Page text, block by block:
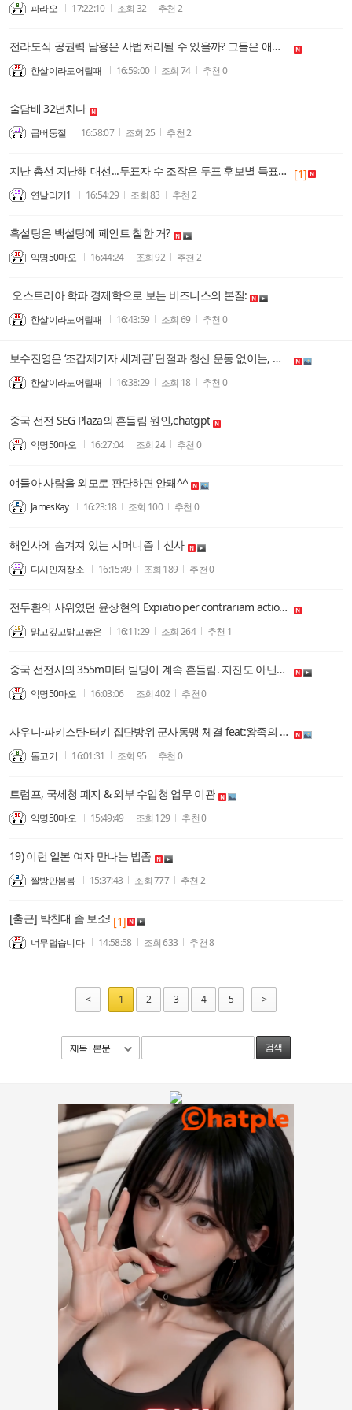
파라오 17:22:10 조회 32 추천 2
전라도식 공권력 남용은 사법처리될 수 있을까? 그들은 애초부터 책임질 의사없이 국민의 돈으로 도박했다.(본인은 경상도식 공권력남용 절대 쉴드 안 친다!)
한살이라도어릴때 16:59:00 조회 74 추천 0
술담배 32년차다
곱버둥절 16:58:07 조회 25 추천2
지난 총선 지난해 대선...투표자 수 조작은 투표 후보별 득표수도 조작했다는 말? [1]
연날리기1 16:54:29 조회83 추천 2
흑설탕은 백설탕에 페인트 칠한 거?
익명50마오 16:44:24 조회92 추천 2
오스트리아 학파 경제학으로 보는 비즈니스의 본질:
한살이라도어릴때 16:43:59 조회 69 추천 0
보수진영은 ‘조갑제기자 세계관’ 단절과 청산 운동 없이는, 부정선거 피해를 계속 당할 수 밖에 없지 않나요? 무의미한 광장 웅변대회 집어치워야 합니다.
한살이라도어릴때 16:38:29 조회 18 추천 0
중국 선전 SEG Plaza의 흔들림 원인,chatgpt
익명50마오 16:27:04 조회24 추천 0
얘들아 사람을 외모로 판단하면 안돼^^
JamesKay 16:23:18 조회 100 추천 0
해인사에 숨겨져 있는 샤머니즘ㅣ신사
디시인저장소 16:15:49 조회 189 추천0
전두환의 사위였던 윤상현의 Expiatio per contrariam actionem
맑고깊고밝고높은 16:11:29 조회 264 추천 1
중국 선전시의 355m미터 빌딩이 계속 흔들림. 지진도 아닌데. 미국, 자국민들에게 접근 금지 요청
익명50마오 16:03:06 조회402 추천0
사우니-파키스탄-터키 집단방위 군사동맹 체결 feat:왕족의 나라
돌고기 16:01:31 조회 95 추천 0
트럼프, 국세청 폐지 & 외부 수입청 업무 이관
익명50마오 15:49:49 조회 129 추천0
19) 이런 일본 여자 만나는 법좀
짤방만봄봄 15:37:43 조회777 추천 2
[출근] 박찬대 좀 보소! [1]
너무덥습니다 14:58:58 조회633 추천8
< 1 2 3 4 5 >
제목+본문 검색